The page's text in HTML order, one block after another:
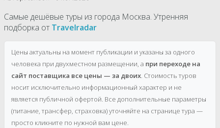
Самые дешёвые туры из города Москва. Утренняя
подборка от Travelradar
Цены актуальны на момент публикации и указаны за одного
человека при двухместном размещении, а при переходе на
сайт поставщика все цены — за двоих. Стоимость туров
носит исключительно информационный характер и не
является публичной офертой. Все дополнительные параметры
(питание, трансфер, страховка) уточняйте на странице тура —
просто кликните по нужной вам цене.